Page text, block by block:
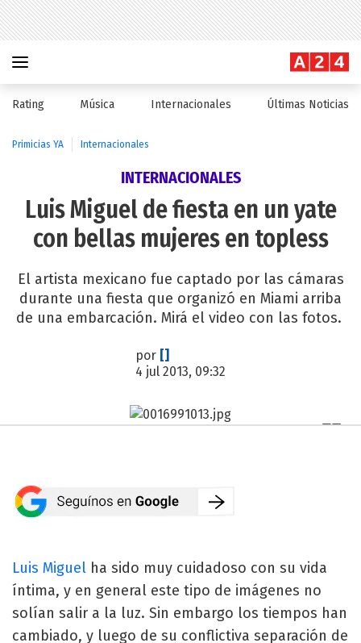
Rating Música Internacionales Últimas Noticias
Primicias YA Internacionales
INTERNACIONALES
Luis Miguel de fiesta en un yate
con bellas mujeres en topless
El artista mexicano fue captado por las cámaras
durante una fiesta que organizó en Miami arriba
de una embarcación. Mirá el video con las fotos.
por []
4 jul 2013, 09:32
Luis Miguel ha sido muy cuidadoso con su vida
íntima, y en general este tipo de imágenes no
solían salir a la luz. Sin embargo los tiempos han
cambiado, y luego de su conflictiva separación de